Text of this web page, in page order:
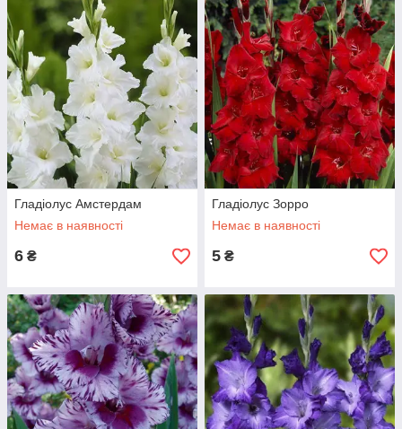
Гладіолус Амстердам
Немає в наявності
6 ₴
Гладіолус Зорро
Немає в наявності
5 ₴